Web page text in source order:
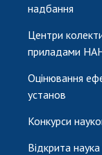
надбання
Центри
приладами
Оцінювання
установ
Конкурси
Відкрита